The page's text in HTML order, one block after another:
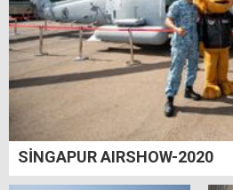
SİNGAPUR AIRSHOW-2020